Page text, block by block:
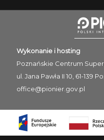
Wykonanie i hosting
Poznańskie Centrum
ul. Jana Pawła II 10, 61-139
office@pionier.gov.pl